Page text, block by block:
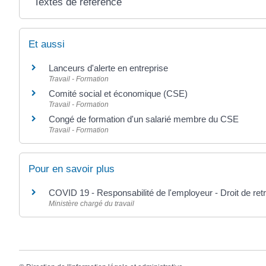
Et aussi
Lanceurs d'alerte en entreprise
Travail - Formation
Comité social et économique (CSE)
Travail - Formation
Congé de formation d'un salarié membre du CSE
Travail - Formation
Pour en savoir plus
COVID 19 - Responsabilité de l'employeur - Droit de
Ministère chargé du travail